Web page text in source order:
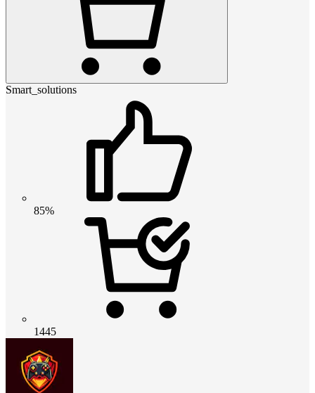
Smart_solutions
85%
1445